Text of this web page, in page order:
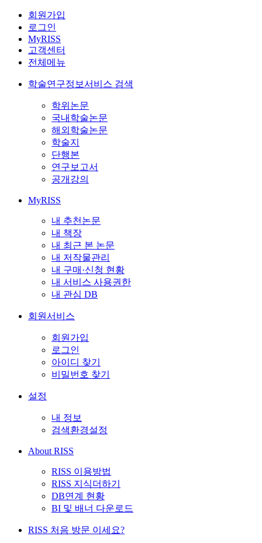
회원가입
로그인
MyRISS
고객센터
전체메뉴
학술연구정보서비스 검색
학위논문
국내학술논문
해외학술논문
학술지
단행본
연구보고서
공개강의
MyRISS
내 추천논문
내 책장
내 최근 본 논문
내 저작물관리
내 구매·신청 현황
내 서비스 사용권한
내 관심 DB
회원서비스
회원가입
로그인
아이디 찾기
비밀번호 찾기
설정
내 정보
검색환경설정
About RISS
RISS 이용방법
RISS 지식더하기
DB연계 현황
BI 및 배너 다운로드
RISS 처음 방문 이세요?